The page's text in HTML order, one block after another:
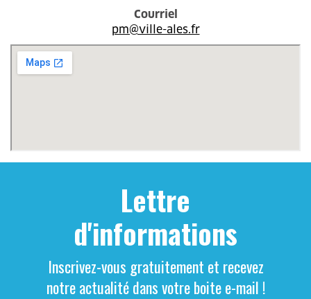
Courriel
pm@ville-ales.fr
Lettre
d'informations
Inscrivez-vous gratuitement et recevez
notre actualité dans votre boite e-mail !